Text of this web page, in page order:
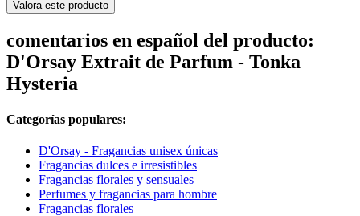
Valora este producto
comentarios en español del producto:
D'Orsay Extrait de Parfum - Tonka
Hysteria
Categorías populares:
D'Orsay - Fragancias unisex únicas
Fragancias dulces e irresistibles
Fragancias florales y sensuales
Perfumes y fragancias para hombre
Fragancias florales